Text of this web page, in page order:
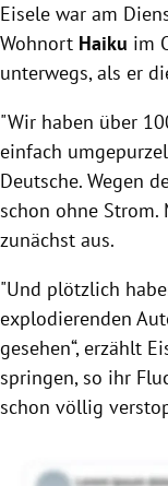
Eisele war am
Wohnort Haiku im
unterwegs, als er
"Wir haben über
einfach
Deutsche. Wegen
schon ohne
zunächst aus.
"Und plötzlich
explodierenden
gesehen“, erzählt
springen, so ihr
schon völlig